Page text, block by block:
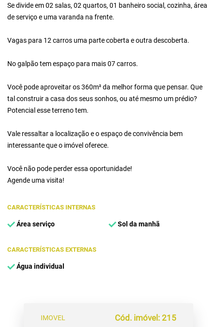
Se divide em 02 salas, 02 quartos, 01 banheiro social, cozinha, área
de serviço e uma varanda na frente.
Vagas para 12 carros uma parte coberta e outra descoberta.
No galpão tem espaço para mais 07 carros.
Você pode aproveitar os 360m² da melhor forma que pensar. Que
tal construir a casa dos seus sonhos, ou até mesmo um prédio?
Potencial esse terreno tem.
Vale ressaltar a localização e o espaço de convivência bem
interessante que o imóvel oferece.
Você não pode perder essa oportunidade!
Agende uma visita!
CARACTERÍSTICAS INTERNAS
Área serviço Sol da manhã
CARACTERÍSTICAS EXTERNAS
Água individual
IMOVEL Cód. imóvel: 215